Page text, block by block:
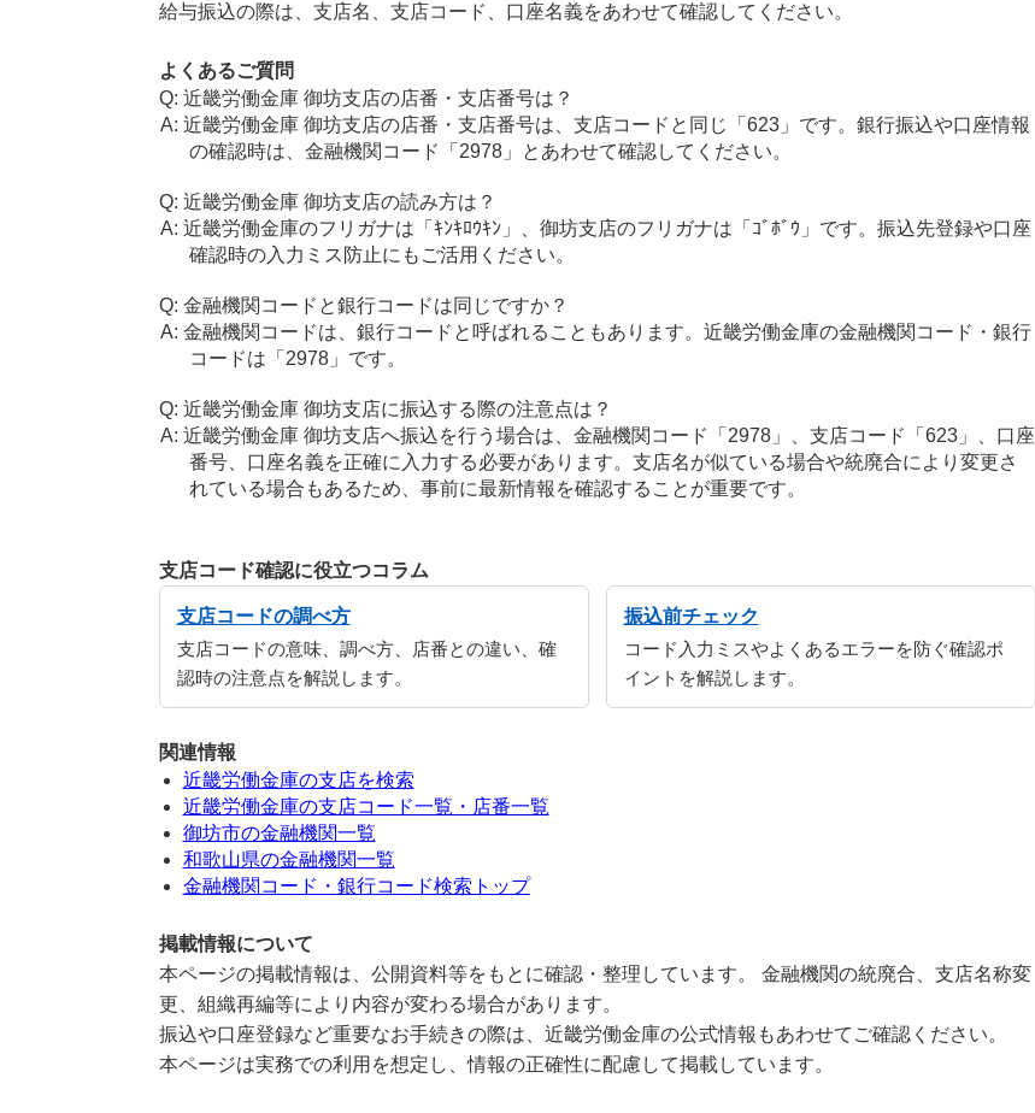
給与振込の際は、支店名、支店コード、口座名義をあわせて確認してください。
よくあるご質問
近畿労働金庫 御坊支店の店番・支店番号は？
近畿労働金庫 御坊支店の店番・支店番号は、支店コードと同じ「623」です。銀行振込や口座情報
の確認時は、金融機関コード「2978」とあわせて確認してください。
近畿労働金庫 御坊支店の読み方は？
近畿労働金庫のフリガナは「ｷﾝｷﾛｳｷﾝ」、御坊支店のフリガナは「ｺﾞﾎﾞｳ」です。振込先登録や口座
確認時の入力ミス防止にもご活用ください。
金融機関コードと銀行コードは同じですか？
金融機関コードは、銀行コードと呼ばれることもあります。近畿労働金庫の金融機関コード・銀行
コードは「2978」です。
近畿労働金庫 御坊支店に振込する際の注意点は？
近畿労働金庫 御坊支店へ振込を行う場合は、金融機関コード「2978」、支店コード「623」、口座
番号、口座名義を正確に入力する必要があります。支店名が似ている場合や統廃合により変更さ
れている場合もあるため、事前に最新情報を確認することが重要です。
支店コード確認に役立つコラム
支店コードの調べ方
支店コードの意味、調べ方、店番との違い、確
認時の注意点を解説します。
振込前チェック
コード入力ミスやよくあるエラーを防ぐ確認ポ
イントを解説します。
関連情報
近畿労働金庫の支店を検索
近畿労働金庫の支店コード一覧・店番一覧
御坊市の金融機関一覧
和歌山県の金融機関一覧
金融機関コード・銀行コード検索トップ
掲載情報について
本ページの掲載情報は、公開資料等をもとに確認・整理しています。 金融機関の統廃合、支店名称変
更、組織再編等により内容が変わる場合があります。
振込や口座登録など重要なお手続きの際は、近畿労働金庫の公式情報もあわせてご確認ください。
本ページは実務での利用を想定し、情報の正確性に配慮して掲載しています。